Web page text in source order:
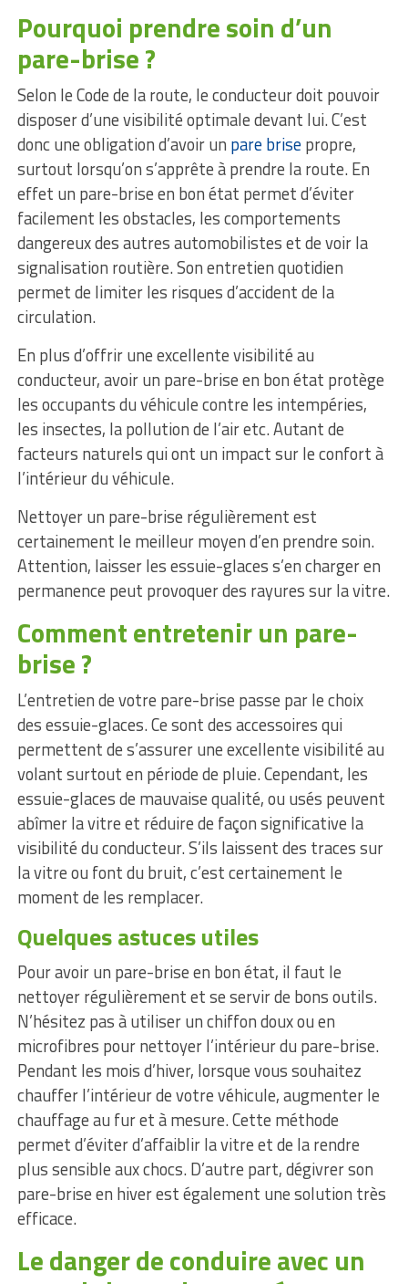
Pourquoi prendre soin d’un
pare-brise ?
Selon le Code de la route, le conducteur doit pouvoir
disposer d’une visibilité optimale devant lui. C’est
donc une obligation d’avoir un pare brisepropre,
surtout lorsqu’on s’apprête à prendre la route. En
effet un pare-brise en bon état permet d’éviter
facilement les obstacles, les comportements
dangereux des autres automobilistes et de voir la
signalisation routière. Son entretien quotidien
permet de limiter les risques d’accident de la
circulation.
En plus d’offrir une excellente visibilité au
conducteur, avoir un pare-brise en bon état protège
les occupants du véhicule contre les intempéries,
les insectes, la pollution de l’air etc. Autant de
facteurs naturels qui ont un impact sur le confort à
l’intérieur du véhicule.
Nettoyer un pare-brise régulièrement est
certainement le meilleur moyen d’en prendre soin.
Attention, laisser les essuie-glaces s’en charger en
permanence peut provoquer des rayures sur la vitre.
Comment entretenir un pare-
brise ?
L’entretien de votre pare-brise passe par le choix
des essuie-glaces. Ce sont des accessoires qui
permettent de s’assurer une excellente visibilité au
volant surtout en période de pluie. Cependant, les
essuie-glaces de mauvaise qualité, ou usés peuvent
abîmer la vitre et réduire de façon significative la
visibilité du conducteur. S’ils laissent des traces sur
la vitre ou font du bruit, c’est certainement le
moment de les remplacer.
Quelques astuces utiles
Pour avoir un pare-brise en bon état, il faut le
nettoyer régulièrement et se servir de bons outils.
N’hésitez pas à utiliser un chiffon doux ou en
microfibres pour nettoyer l’intérieur du pare-brise.
Pendant les mois d’hiver, lorsque vous souhaitez
chauffer l’intérieur de votre véhicule, augmenter le
chauffage au fur et à mesure. Cette méthode
permet d’éviter d’affaiblir la vitre et de la rendre
plus sensible aux chocs. D’autre part, dégivrer son
pare-brise en hiver est également une solution très
efficace.
Le danger de conduire avec un